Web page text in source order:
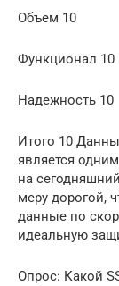
Объем 10
Функционал 10
Надежность 10
Итого 10
является
на
меру дорогой,
данные по
идеальную
Опрос: Какой